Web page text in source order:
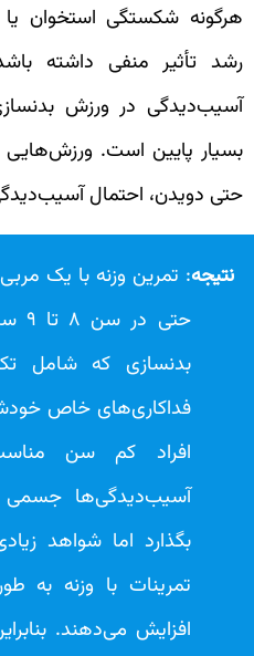
هرگونه شکستگی استخوان
رشد تأثیر منفی داشته
آسیب‌دیدگی در ورزش
بسیار پایین است. ورزش‌هایی
حتی دویدن، احتمال
نتیجه: تمرین وزنه با یک
بدنسازی که شامل
فداکاری‌های خاص
افراد کم سن
آسیب‌دیدگی‌ها جسمی
بگذارد اما شواهد
تمرینات با وزنه به
افزایش می‌دهند.